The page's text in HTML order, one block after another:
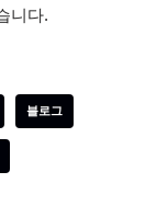
니다.
블로그